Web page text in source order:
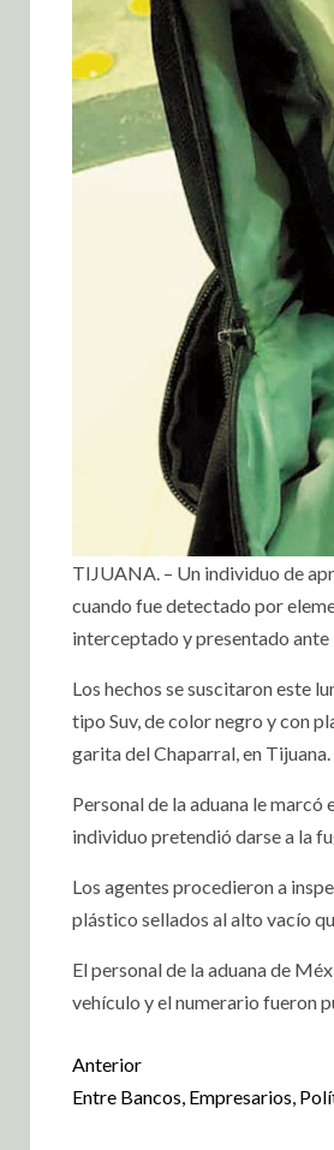
TIJUANA. – Un individuo de
cuando fue detectado por
interceptado y presentado
Los hechos se suscitaron este
tipo Suv, de color negro y con
garita del Chaparral, en Tijuana.
Personal de la aduana le
individuo pretendió darse a la
Los agentes procedieron a
plástico sellados al alto vacío
El personal de la aduana de
vehículo y el numerario fueron
Anterior
Entre Bancos, Empresarios,